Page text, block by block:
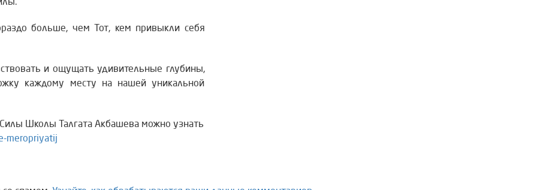
больше, чем Тот, кем привыкли себя
и ощущать удивительные глубины,
каждому месту на нашей уникальной
Школы Талгата Акбашева можно узнать
meropriyatij